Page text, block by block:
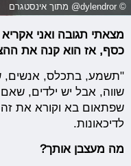
© dylendror@ מתוך אינסטגרם
מצאתי תגובה ואני
כסף, אז הוא קנה את
"תשמע, בתכלס, אנשים,
שווה, אבל יש ילדים,
שפתאום בא וקורא את זה,
לדיכאונות.
מה מעצבן אותך?